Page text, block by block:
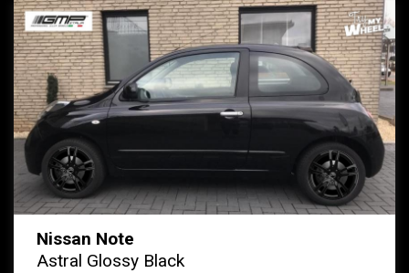
Nissan Note
Astral Glossy Black